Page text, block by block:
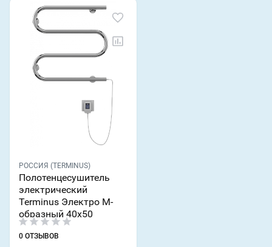
РОССИЯ (TERMINUS)
Полотенцесушитель
электрический
Terminus Электро М-
образный 40x50
0 ОТЗЫВОВ